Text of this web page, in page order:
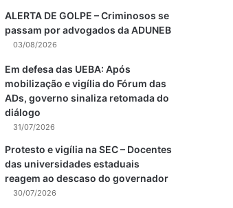
ALERTA DE GOLPE – Criminosos se
passam por advogados da ADUNEB
03/08/2026
Em defesa das UEBA: Após
mobilização e vigília do Fórum das
ADs, governo sinaliza retomada do
diálogo
31/07/2026
Protesto e vigília na SEC – Docentes
das universidades estaduais
reagem ao descaso do governador
30/07/2026